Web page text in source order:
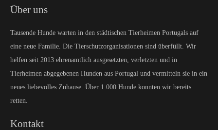
Über uns
Tausende Hunde warten in den städtischen Tierheimen Portugals auf
eine neue Familie. Die Tierschutzorganisationen sind überfüllt. Wir
helfen seit 2013 ehrenamtlich ausgesetzten, verletzten und in
Tierheimen abgegebenen Hunden aus Portugal und vermitteln sie in ein
neues liebevolles Zuhause. Über 1.000 Hunde konnten wir bereits
retten.
Kontakt